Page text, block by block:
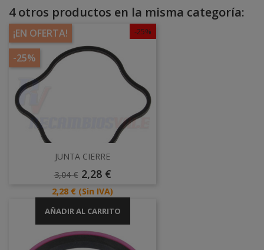
4 otros productos en la misma categoría:
-25%
¡EN OFERTA!
-25%
JUNTA CIERRE
Precio
3,04 € Precio
2,28 €
Precio
2,28 € (Sin IVA)
AÑADIR AL CARRITO